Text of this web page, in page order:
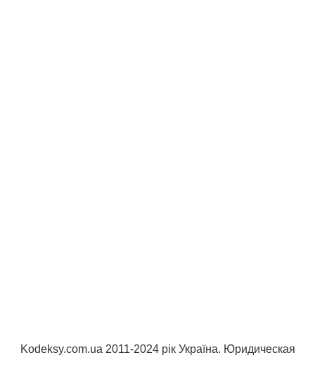
Kodeksy.com.ua 2011-2024 рік Україна. Юридическая